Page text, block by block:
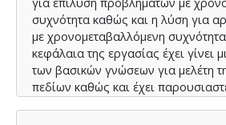
συχνότητα καθώς και η λύση για
με χρονομεταβαλλόμενη
κεφάλαια της εργασίας έχει γίνει
των βασικών γνώσεων για μελέτη
πεδίων καθώς και έχει